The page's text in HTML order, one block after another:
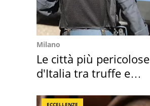
Milano
Le città più pericolose
d'Italia tra truffe e
ECCELLENZE